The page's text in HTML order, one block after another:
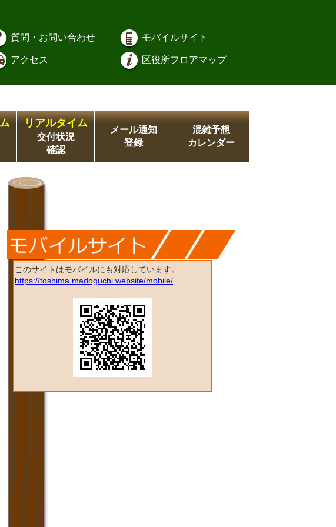
質問・お問い合わせ モバイルサイト
アクセス 区役所フロアマップ
リアルタイム
交付状況
確認
メール通知
登録
混雑予想
カレンダー
このサイトはモバイルにも対応しています。
https://toshima.madoguchi.website/mobile/